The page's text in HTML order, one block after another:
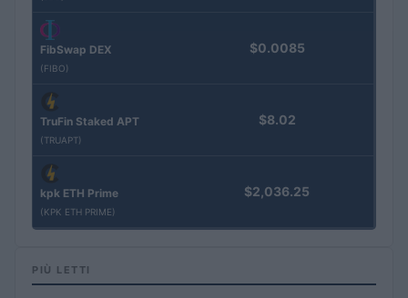
FibSwap DEX
(FIBO)
$0.0085
TruFin Staked APT
(TRUAPT)
$8.02
kpk ETH Prime
(KPK ETH PRIME)
$2,036.25
PIÙ LETTI